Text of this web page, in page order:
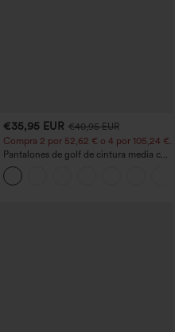
€35,95 EUR €40,95 EUR
Compra 2 por 52,62 € o 4 por 105,24 €.
Pantalones de golf de cintura media con
cordón, dobladillo curvo, secado rápido,
de corte cónico y con bolsillos - UPF40+